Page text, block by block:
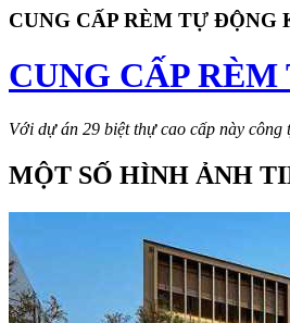
CUNG CẤP RÈM TỰ
CUNG CẤP
Với dự án 29 biệt thự cao cấp này
MỘT SỐ HÌNH ẢNH